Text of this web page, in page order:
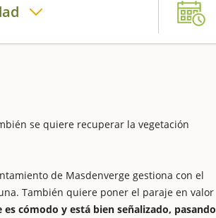
se quiere recuperar la vegetación
de Masdenverge gestiona con el
También quiere poner el paraje en valor
cómodo y está bien señalizado, pasando